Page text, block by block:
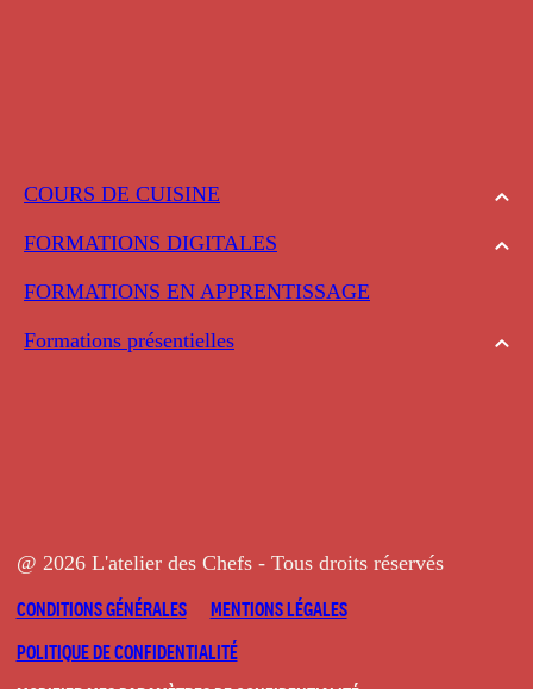
COURS DE CUISINE
FORMATIONS DIGITALES
FORMATIONS EN APPRENTISSAGE
Formations présentielles
@ 2026 L'atelier des Chefs - Tous droits réservés
CONDITIONS GÉNÉRALES
MENTIONS LÉGALES
POLITIQUE DE CONFIDENTIALITÉ